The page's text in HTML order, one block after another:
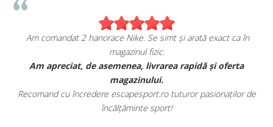
Am comandat 2 hanorace Nike. Se simt și arată exact ca în
magazinul fizic.
Am apreciat, de asemenea, livrarea rapidă și oferta
magazinului.
Recomand cu încredere escapesport.ro tuturor pasionaților de
încălțăminte sport!